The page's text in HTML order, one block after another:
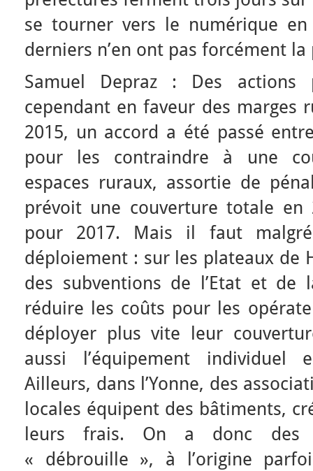
se tourner vers le numérique
derniers n’en ont pas forcément
Samuel Depraz : Des
cependant en faveur des marges
2015, un accord a été passé
pour les contraindre à une
espaces ruraux, assortie de
prévoit une couverture totale
pour 2017. Mais il faut
déploiement : sur les plateaux de
des subventions de l’Etat et de
réduire les coûts pour les
déployer plus vite leur
aussi l’équipement individuel
Ailleurs, dans l’Yonne, des
locales équipent des bâtiments,
leurs frais. On a donc
« débrouille », à l’origine